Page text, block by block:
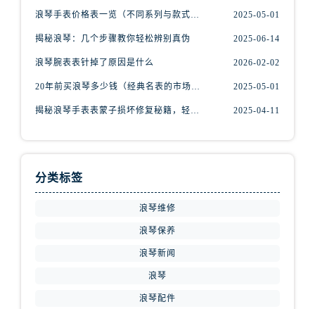
江苏省南京市秦淮区中山南路1号南京中心22层22-C1-C3室浪琴售后服务中心（需提前预约）
浪琴手表价格表一览（不同系列与款式的价格区间） 2025-05-01
揭秘浪琴：几个步骤教你轻松辨别真伪 2025-06-14
浪琴腕表表针掉了原因是什么 2026-02-02
20年前买浪琴多少钱（经典名表的市场价值回顾） 2025-05-01
揭秘浪琴手表表蒙子损坏修复秘籍，轻松重获透明之美！ 2025-04-11
分类标签
浪琴维修
浪琴保养
浪琴新闻
浪琴
浪琴配件